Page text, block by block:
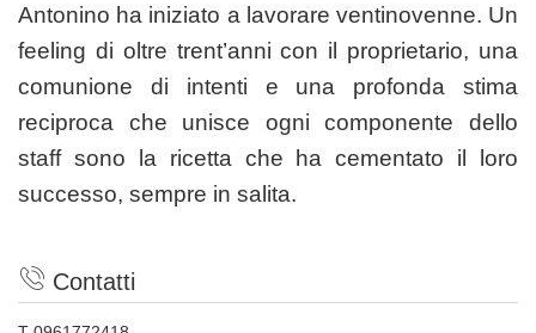
Antonino ha iniziato a lavorare ventinovenne. Un
feeling di oltre trent’anni con il proprietario, una
comunione di intenti e una profonda stima
reciproca che unisce ogni componente dello
staff sono la ricetta che ha cementato il loro
successo, sempre in salita.
Contatti